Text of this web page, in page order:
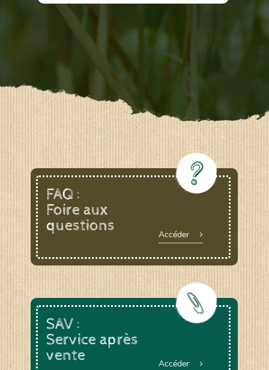
FAQ :
Foire aux
questions
Accéder
SAV :
Service après
vente
Accéder